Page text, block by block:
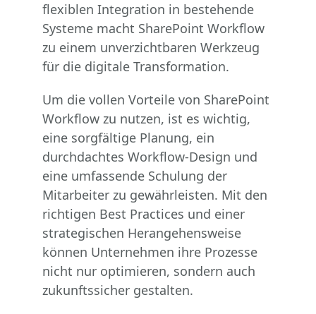
flexiblen Integration in bestehende
Systeme macht SharePoint Workflow
zu einem unverzichtbaren Werkzeug
für die digitale Transformation.
Um die vollen Vorteile von SharePoint
Workflow zu nutzen, ist es wichtig,
eine sorgfältige Planung, ein
durchdachtes Workflow-Design und
eine umfassende Schulung der
Mitarbeiter zu gewährleisten. Mit den
richtigen Best Practices und einer
strategischen Herangehensweise
können Unternehmen ihre Prozesse
nicht nur optimieren, sondern auch
zukunftssicher gestalten.